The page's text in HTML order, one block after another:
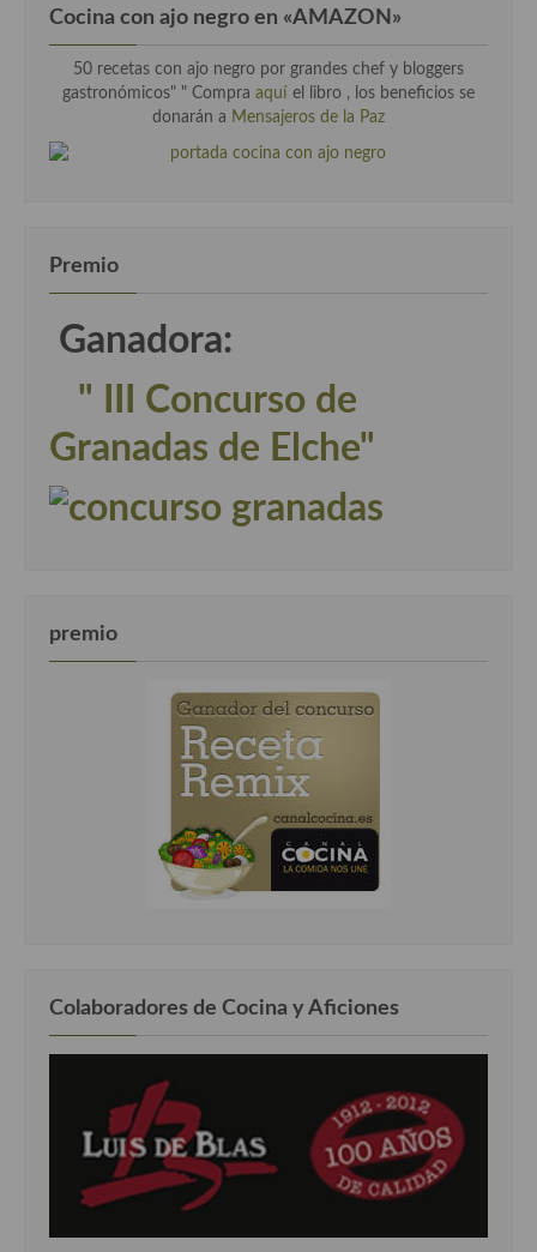
Cocina con ajo negro en «AMAZON»
50 recetas con ajo negro por grandes chef y bloggers
gastronómicos" " Compra aquí el libro , los beneficios se
donarán a Mensajeros de la Paz
Premio
Ganadora:
" III Concurso de
Granadas de Elche"
premio
Colaboradores de Cocina y Aficiones